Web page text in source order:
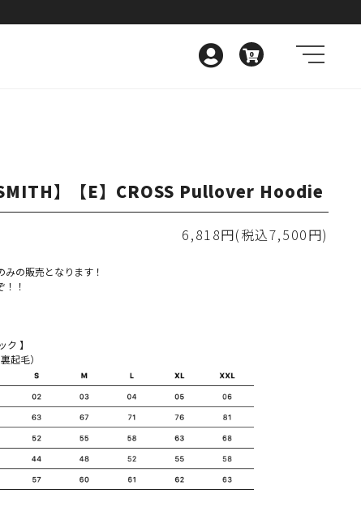
0
SMITH】【E】CROSS Pullover Hoodie
6,818円(税込7,500円)
みの販売となります！
！！
ク 】
起毛）